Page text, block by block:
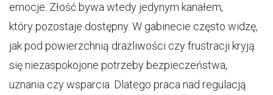
emocje. Złość bywa wtedy jedynym kanałem,
który pozostaje dostępny. W gabinecie często widzę,
jak pod powierzchnią drażliwości czy frustracji kryją
się niezaspokojone potrzeby bezpieczeństwa,
uznania czy wsparcia. Dlatego praca nad regulacją